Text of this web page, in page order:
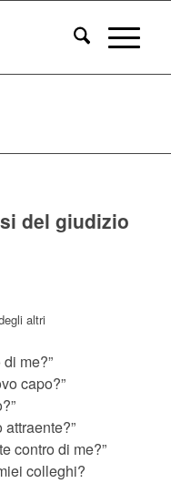
del giudizio
me?”
capo?”
contro di me?”
colleghi?